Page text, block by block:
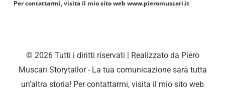
Per contattarmi, visita il mio sito web www.pieromuscari.it
© 2026 Tutti i diritti riservati | Realizzato da Piero
Muscari Storytailor - La tua comunicazione sarà tutta
un’altra storia! Per contattarmi, visita il mio sito web